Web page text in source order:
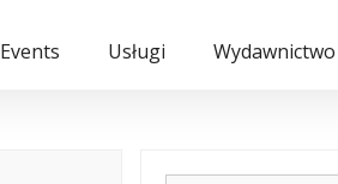
Events Usługi Wydawnictwo